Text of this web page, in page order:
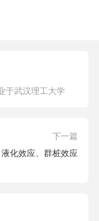
于武汉理工大学
下一篇
化效应、群桩效应